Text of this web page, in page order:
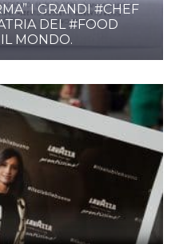
I GRANDI #CHEF
DEL #FOOD
MONDO.